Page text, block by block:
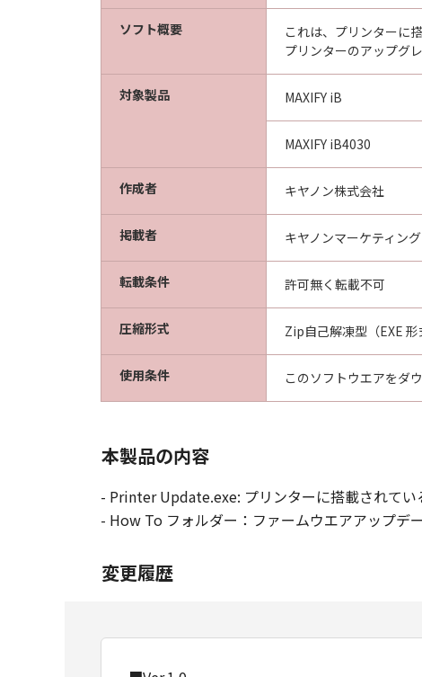
ソフト概要
これは、プリンターに
プリンターのアップグ
対象製品 MAXIFY iB
MAXIFY iB4030
作成者 キヤノン株式会社
掲載者 キヤノンマーケティン
転載条件 許可無く転載不可
圧縮形式 Zip自己解凍型（EXE 形
使用条件 このソフトウエアをダ
本製品の内容
- Printer Update.exe: プリンターに搭載されてい
- How To フォルダー：ファームウエアアップデ
変更履歴